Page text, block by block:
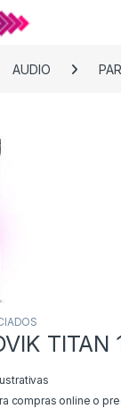
AUDIO
TITAN
compras online o